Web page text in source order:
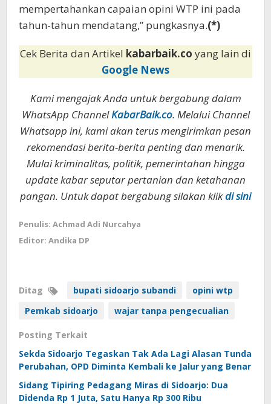
mempertahankan capaian opini WTP ini pada
tahun-tahun mendatang,” pungkasnya.(*)
Cek Berita dan Artikel kabarbaik.co yang lain di
Google News
Kami mengajak Anda untuk bergabung dalam
WhatsApp ChannelKabarBaik.co. Melalui Channel
Whatsapp ini, kami akan terus mengirimkan pesan
rekomendasi berita-berita penting dan menarik.
Mulai kriminalitas, politik, pemerintahan hingga
update kabar seputar pertanian dan ketahanan
pangan. Untuk dapat bergabung silakan klikdi sini
Penulis: Achmad Adi Nurcahya
Editor: Andika DP
Ditag bupati sidoarjo subandi
opini wtp
Pemkab sidoarjo
wajar tanpa pengecualian
Posting Terkait
Sekda Sidoarjo Tegaskan Tak Ada Lagi Alasan Tunda
Perubahan, OPD Diminta Kembali ke Jalur yang Benar
Sidang Tipiring Pedagang Miras di Sidoarjo: Dua
Didenda Rp 1 Juta, Satu Hanya Rp 300 Ribu